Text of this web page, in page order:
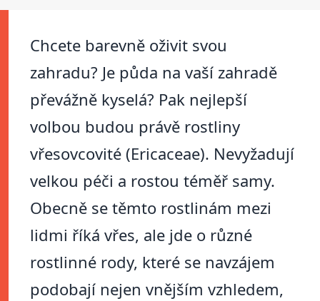
Chcete barevně oživit svou
zahradu? Je půda na vaší zahradě
převážně kyselá? Pak nejlepší
volbou budou právě rostliny
vřesovcovité (Ericaceae). Nevyžadují
velkou péči a rostou téměř samy.
Obecně se těmto rostlinám mezi
lidmi říká vřes, ale jde o různé
rostlinné rody, které se navzájem
podobají nejen vnějším vzhledem,